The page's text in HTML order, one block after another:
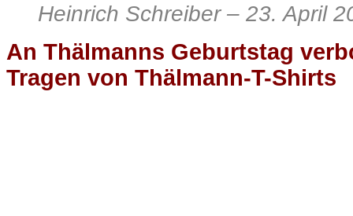
Heinrich Schreiber – 23. April
An Thälmanns Geburtstag
Tragen von Thälmann-T-Shirts